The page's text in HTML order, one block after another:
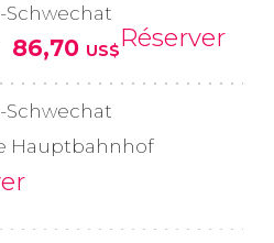
86,70 US$Réserver
Hauptbahnhof